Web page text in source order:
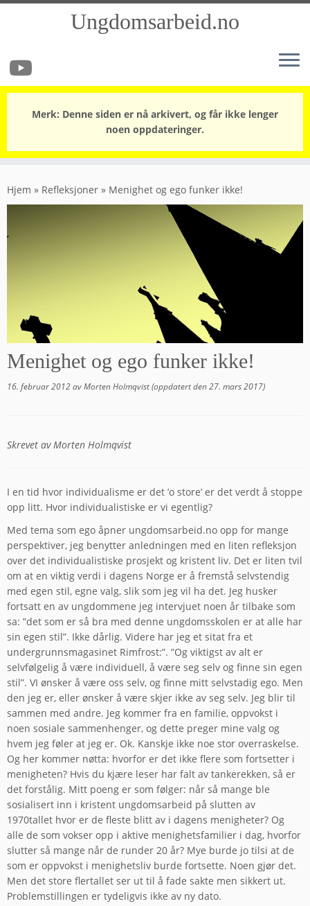
to
content
Ungdomsarbeid.no
Merk: Denne siden er nå arkivert, og får ikke lenger
noen oppdateringer.
Hjem » Refleksjoner » Menighet og ego funker ikke!
Menighet og ego funker ikke!
16. februar 2012avMorten Holmqvist(oppdatert den27. mars 2017)
Skrevet av Morten Holmqvist
I en tid hvor individualisme er det ’o store’ er det verdt å stoppe
opp litt. Hvor individualistiske er vi egentlig?
Med tema som ego åpner ungdomsarbeid.no opp for mange
perspektiver, jeg benytter anledningen med en liten refleksjon
over det individualistiske prosjekt og kristent liv. Det er liten tvil
om at en viktig verdi i dagens Norge er å fremstå selvstendig
med egen stil, egne valg, slik som jeg vil ha det. Jeg husker
fortsatt en av ungdommene jeg intervjuet noen år tilbake som
sa: ”det som er så bra med denne ungdomsskolen er at alle har
sin egen stil”. Ikke dårlig. Videre har jeg et sitat fra et
undergrunnsmagasinet Rimfrost:”. ”Og viktigst av alt er
selvfølgelig å være individuell, å være seg selv og finne sin egen
stil”. VI ønsker å være oss selv, og finne mitt selvstadig ego. Men
den jeg er, eller ønsker å være skjer ikke av seg selv. Jeg blir til
sammen med andre. Jeg kommer fra en familie, oppvokst i
noen sosiale sammenhenger, og dette preger mine valg og
hvem jeg føler at jeg er. Ok. Kanskje ikke noe stor overraskelse.
Og her kommer nøtta: hvorfor er det ikke flere som fortsetter i
menigheten? Hvis du kjære leser har falt av tankerekken, så er
det forstålig. Mitt poeng er som følger: når så mange ble
sosialisert inn i kristent ungdomsarbeid på slutten av
1970tallet hvor er de fleste blitt av i dagens menigheter? Og
alle de som vokser opp i aktive menighetsfamilier i dag, hvorfor
slutter så mange når de runder 20 år? Mye burde jo tilsi at de
som er oppvokst i menighetsliv burde fortsette. Noen gjør det.
Men det store flertallet ser ut til å fade sakte men sikkert ut.
Problemstillingen er tydeligvis ikke av ny dato.